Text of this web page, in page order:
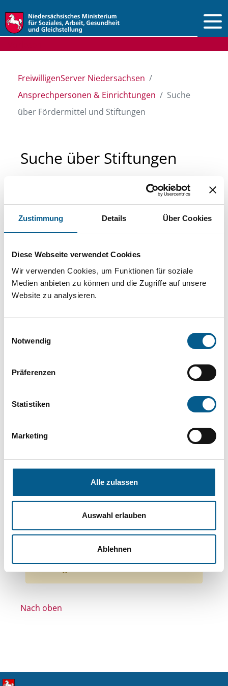
Zustimmung Details Über Cookies
Diese Webseite verwendet Cookies
Wir verwenden Cookies, um Funktionen für soziale
Medien anbieten zu können und die Zugriffe auf unsere
Website zu analysieren.
Notwendig
Präferenzen
Statistiken
Marketing
Alle zulassen
Auswahl erlauben
Ablehnen
FreiwilligenServer Niedersachsen
Ansprechpersonen & Einrichtungen
Suche
über Fördermittel und Stiftungen
Suche über Stiftungen
Sie suchen finanzielle Unterstützung für ein
Projekt oder ein Vorhaben? Hier können Sie
direkt über unsere Fördermitteldatenbank und
Stiftungsdatenbank recherchieren. Bei der
Suche bitte die Groß- und Kleinschreibung
beachten.
können durch die Wahl von Bereichen oder
Themen: Wohltätige Zwecke
Themen: Wissenschaft und Forschung
Themen: Gesundheitswesen
Themen: Denkmalschutz
Stiftungstyp: Lokal tätige Stiftung
Nach oben